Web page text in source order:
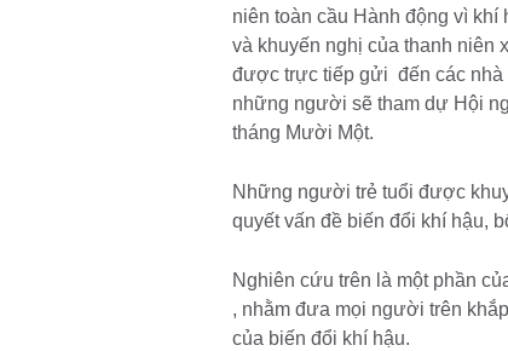
niên toàn cầu Hành động vì khí
và khuyến nghị của thanh niên
được trực tiếp gửi đến các nhà
những người sẽ tham dự Hội
tháng Mười Một.
Những người trẻ tuổi được
quyết vấn đề biến đổi khí hậu,
Nghiên cứu trên là một phần
, nhằm đưa mọi người trên
của biến đổi khí hậu.